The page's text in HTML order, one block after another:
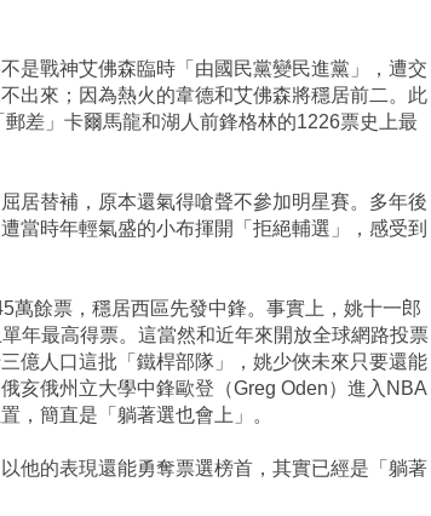
是戰神艾佛森臨時「由國民黨變民進黨」，遭交
出來；因為熱火的韋德和艾佛森將穩居前二。此
差」卡爾馬龍和湖人前鋒格林的1226票史上最
居替補，原本還氣得嗆聲不參加明星賽。多年後
當時年輕氣盛的小布揮開「拒絕輔選」，感受到
萬餘票，穩居西區先發中鋒。事實上，姚十一郎
年最高得票。這當然和近年來開放全球網路投票
億人口這批「鐵桿部隊」，姚少俠未來只要還能
亥俄州立大學中鋒歐登（Greg Oden）進入NBA
，簡直是「躺著選也會上」。
他的表現還能勇奪票選榜首，其實已經是「躺著